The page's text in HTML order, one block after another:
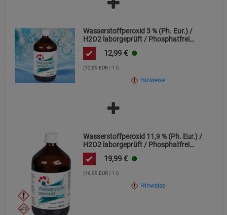
Wasserstoffperoxid 3 % (Ph. Eur.) /
H2O2 laborgeprüft / Phosphatfrei
stabilisiert
12,99 €
(12,99 EUR / 1 l)
Hinweise
Wasserstoffperoxid 11,9 % (Ph. Eur.) /
H2O2 laborgeprüft / Phosphatfrei
stabilisiert
19,99 €
(19,99 EUR / 1 l)
Hinweise